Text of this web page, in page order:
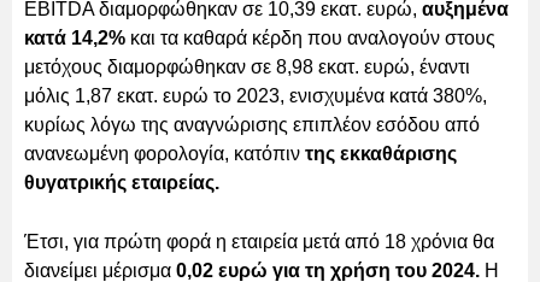
EBITDA διαμορφώθηκαν σε 10,39 εκατ. ευρώ, αυξημένα
κατά 14,2% και τα καθαρά κέρδη που αναλογούν στους
μετόχους διαμορφώθηκαν σε 8,98 εκατ. ευρώ, έναντι
μόλις 1,87 εκατ. ευρώ το 2023, ενισχυμένα κατά 380%,
κυρίως λόγω της αναγνώρισης επιπλέον εσόδου από
ανανεωμένη φορολογία, κατόπιν της εκκαθάρισης
θυγατρικής εταιρείας.
Έτσι, για πρώτη φορά η εταιρεία μετά από 18 χρόνια θα
διανείμει μέρισμα 0,02 ευρώ για τη χρήση του 2024. Η